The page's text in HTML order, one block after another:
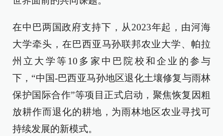
在中巴两国政府支持下，从2023年起，由河海
大学牵头，在巴西亚马孙联邦农业大学、帕拉
州立大学等10多家中巴院校和企业的参与
下，“中国-巴西亚马孙地区退化土壤修复与雨林
保护国际合作”等项目正式启动，聚焦恢复因粗
放耕作而退化的耕地，为雨林地区农业寻找可
持续发展的新模式。